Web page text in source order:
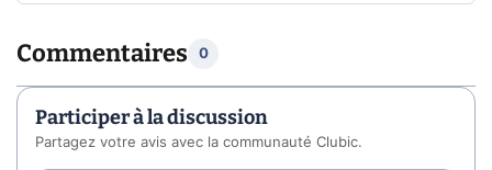
Commentaires 0
Participer à la discussion
Partagez votre avis avec la communauté Clubic.